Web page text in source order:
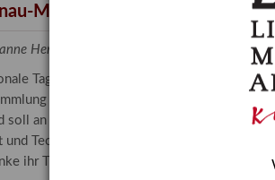
Museums
Henke, Provenienzforscherin am Lindenau-
Tag der Frauen und Mädchen in der
der Vereinten Nationen beschlossen.
soll an die entscheidende Rolle erinnern, die
und Technologie spielen. In ihrem
ihr Tätigkeitsfeld vor.